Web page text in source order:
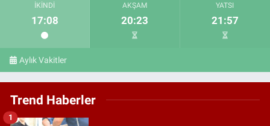
İKINDI
17:08
AKŞAM
20:23
YATSI
21:57
Aylık Vakitler
Trend Haberler
1